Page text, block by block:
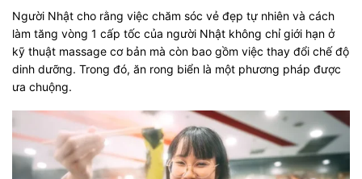
Người Nhật cho rằng việc chăm sóc vẻ đẹp tự nhiên và cách
làm tăng vòng 1 cấp tốc của người Nhật không chỉ giới hạn ở
kỹ thuật massage cơ bản mà còn bao gồm việc thay đổi chế độ
dinh dưỡng. Trong đó, ăn rong biển là một phương pháp được
ưa chuộng.